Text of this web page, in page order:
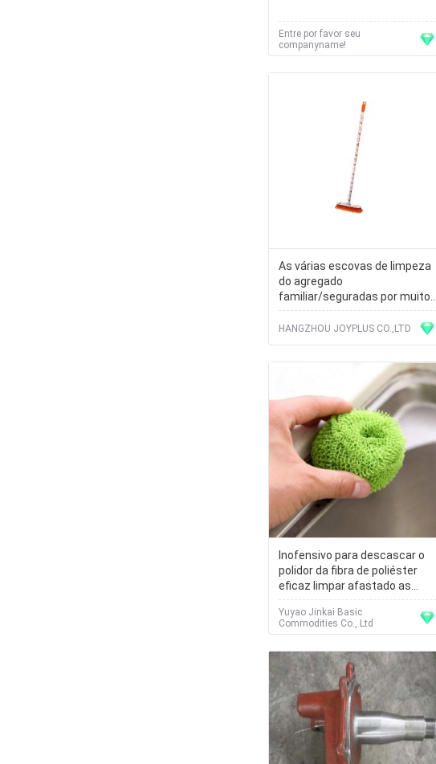
Entre por favor seu
companyname!
As várias escovas de limpeza
do agregado
familiar/seguradas por muito
tempo esfregam a escova
para a banheira 120CM
HANGZHOU JOYPLUS CO.,LTD
Inofensivo para descascar o
polidor da fibra de poliéster
eficaz limpar afastado as
manchas teimosos
Yuyao Jinkai Basic
Commodities Co., Ltd